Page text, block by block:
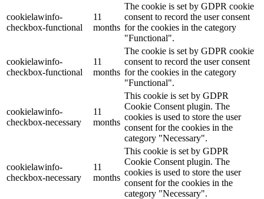
cookielawinfo-
checkbox-functional
11
months
The cookie is set by GDPR cookie
consent to record the user consent
for the cookies in the category
"Functional".
cookielawinfo-
checkbox-functional
11
months
The cookie is set by GDPR cookie
consent to record the user consent
for the cookies in the category
"Functional".
cookielawinfo-
checkbox-necessary
11
months
This cookie is set by GDPR
Cookie Consent plugin. The
cookies is used to store the user
consent for the cookies in the
category "Necessary".
cookielawinfo-
checkbox-necessary
11
months
This cookie is set by GDPR
Cookie Consent plugin. The
cookies is used to store the user
consent for the cookies in the
category "Necessary".